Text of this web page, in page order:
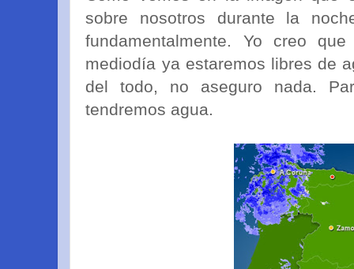
sobre nosotros durante la
fundamentalmente. Yo creo
mediodía ya estaremos libres de
del todo, no aseguro nada.
tendremos agua.